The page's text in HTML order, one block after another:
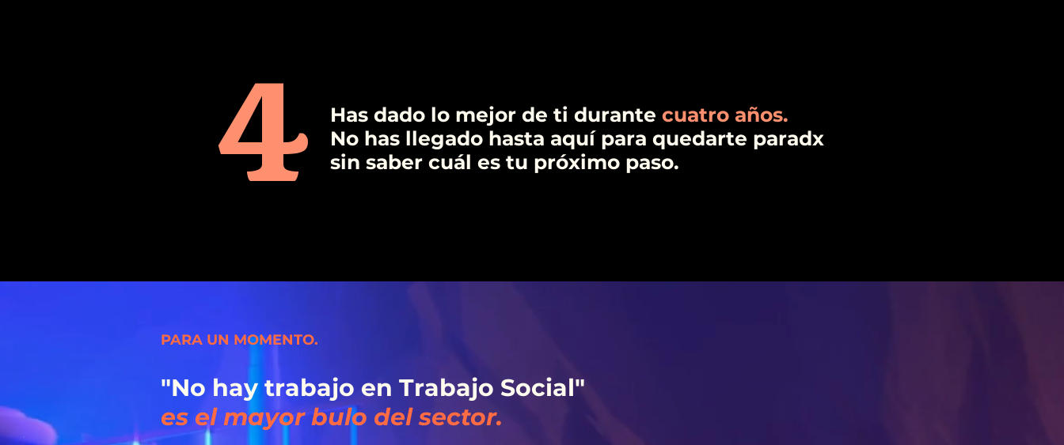
4 Has dado lo mejor de ti durante cuatro años.
No has llegado hasta aquí para quedarte paradx
sin saber cuál es tu próximo paso.
PARA UN MOMENTO.
"No hay trabajo en Trabajo Social"
es el mayor bulo del sector.